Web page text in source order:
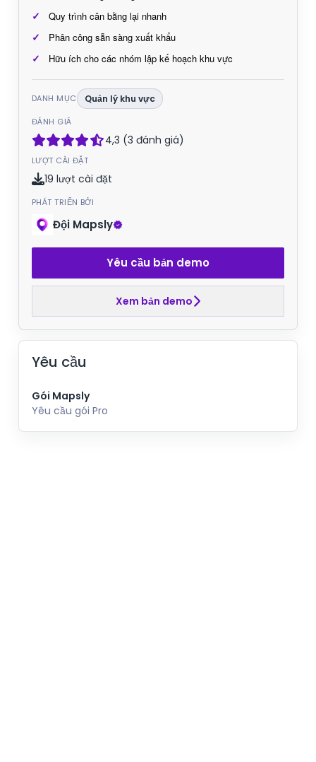
Quy trình cân bằng lại nhanh
Phân công sẵn sàng xuất khẩu
Hữu ích cho các nhóm lập kế hoạch khu vực
DANH MỤC Quản lý khu vực
ĐÁNH GIÁ
4,3 (3 đánh giá)
LƯỢT CÀI ĐẶT
19 lượt cài đặt
PHÁT TRIỂN BỞI
Đội Mapsly
Yêu cầu bản demo
Xem bản demo
Yêu cầu
Gói Mapsly
Yêu cầu gói Pro